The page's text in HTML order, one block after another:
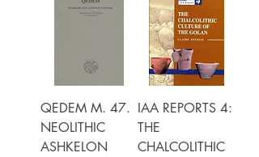
IAA REPORTS 4:
THE
CHALCOLITHIC
QEDEM M. 47.
NEOLITHIC
ASHKELON